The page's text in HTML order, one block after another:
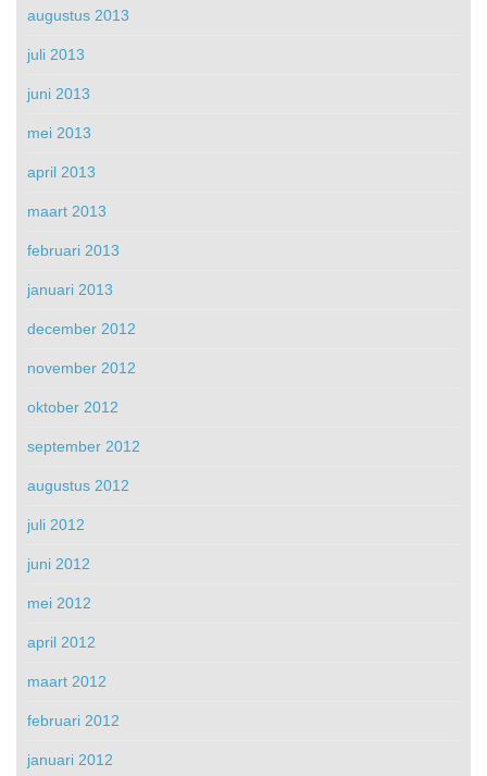
augustus 2013
juli 2013
juni 2013
mei 2013
april 2013
maart 2013
februari 2013
januari 2013
december 2012
november 2012
oktober 2012
september 2012
augustus 2012
juli 2012
juni 2012
mei 2012
april 2012
maart 2012
februari 2012
januari 2012